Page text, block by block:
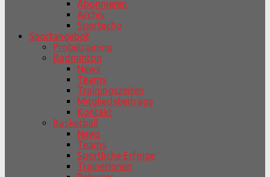
Abonnieren
Archiv
Sportecho
Sportangebot
Probetraining
Badminton
News
Teams
Trainingszeiten
Mitgliedsbeiträge
Kontakt
Basketball
News
Teams
Sportliche Erfolge
TrainerInnen